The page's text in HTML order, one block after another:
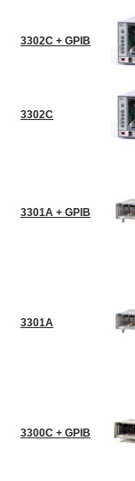
3302С + GPIB
3302С
3301A + GPIB
3301A
3300С + GPIB